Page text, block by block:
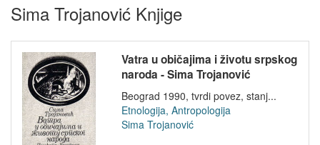
Sima Trojanović Knjige
Vatra u običajima i životu srpskog
naroda - Sima Trojanović
Beograd 1990, tvrdi povez, stanj...
Etnologija, Antropologija
Sima Trojanović